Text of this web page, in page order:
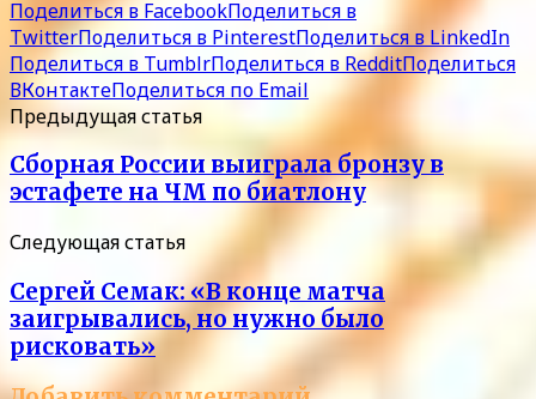
Поделиться в FacebookПоделиться в
TwitterПоделиться в PinterestПоделиться в LinkedIn
Поделиться в TumblrПоделиться в RedditПоделиться
ВКонтактеПоделиться по Email
Предыдущая статья
Сборная России выиграла бронзу в
эстафете на ЧМ по биатлону
Следующая статья
Сергей Семак: «В конце матча
заигрывались, но нужно было
рисковать»